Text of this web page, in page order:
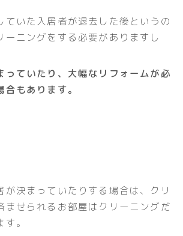
ていた入居者が退去した後というの
ーニングをする必要がありますし
っていたり、大幅なリフォームが必
もあります。
が決まっていたりする場合は、クリ
ませられるお部屋はクリーニングだ
。